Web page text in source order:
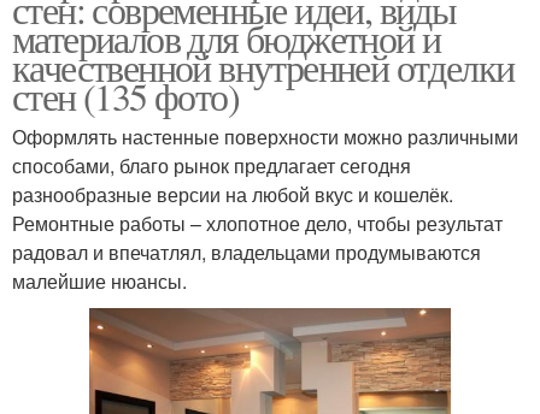
материалов для бюджетной и
качественной внутренней отделки
стен (135 фото)
Оформлять настенные поверхности можно различными
способами, благо рынок предлагает сегодня
разнообразные версии на любой вкус и кошелёк.
Ремонтные работы – хлопотное дело, чтобы результат
радовал и впечатлял, владельцами продумываются
малейшие нюансы.